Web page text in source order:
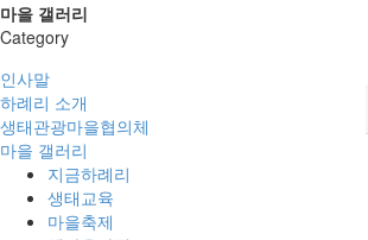
마을 갤러리
Category
인사말
하례리 소개
생태관광마을협의체
마을 갤러리
지금하례리
생태교육
마을축제